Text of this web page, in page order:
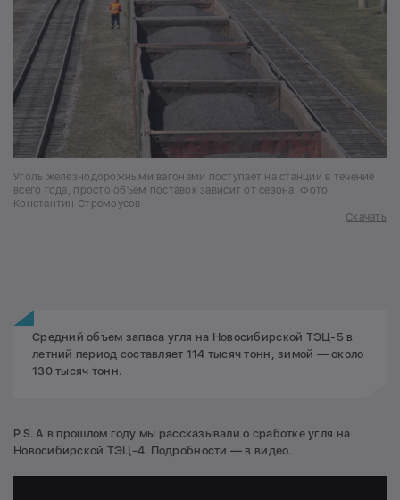
Уголь железнодорожными вагонами поступает на станции в течение
всего года, просто объем поставок зависит от сезона. Фото:
Константин Стремоусов
Скачать
Средний объем запаса угля на Новосибирской ТЭЦ-5 в
летний период составляет 114 тысяч тонн, зимой — около
130 тысяч тонн.
P.S. А в прошлом году мы рассказывали о сработке угля на
Новосибирской ТЭЦ-4. Подробности — в видео.